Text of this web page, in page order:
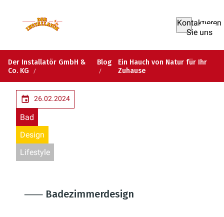
Kontaktieren
Sie uns
Der Installatör GmbH &
Co. KG
Blog
Ein Hauch von Natur für Ihr
Zuhause
26.02.2024
Bad
Design
Lifestyle
⸺ Badezimmerdesign